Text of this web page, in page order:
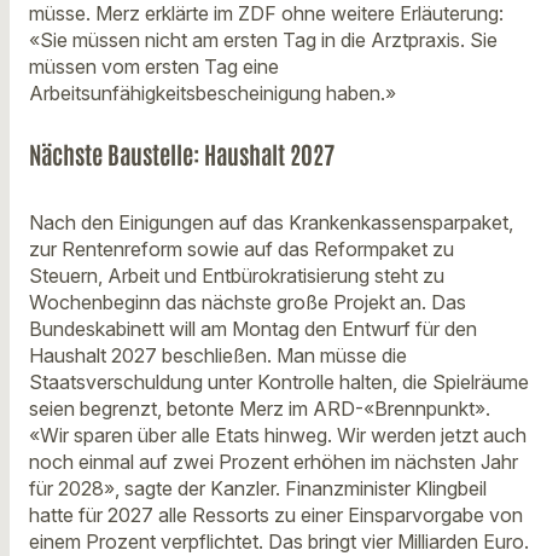
müsse. Merz erklärte im ZDF ohne weitere Erläuterung:
«Sie müssen nicht am ersten Tag in die Arztpraxis. Sie
müssen vom ersten Tag eine
Arbeitsunfähigkeitsbescheinigung haben.»
Nächste Baustelle: Haushalt 2027
Nach den Einigungen auf das Krankenkassensparpaket,
zur Rentenreform sowie auf das Reformpaket zu
Steuern, Arbeit und Entbürokratisierung steht zu
Wochenbeginn das nächste große Projekt an. Das
Bundeskabinett will am Montag den Entwurf für den
Haushalt 2027 beschließen. Man müsse die
Staatsverschuldung unter Kontrolle halten, die Spielräume
seien begrenzt, betonte Merz im ARD-«Brennpunkt».
«Wir sparen über alle Etats hinweg. Wir werden jetzt auch
noch einmal auf zwei Prozent erhöhen im nächsten Jahr
für 2028», sagte der Kanzler. Finanzminister Klingbeil
hatte für 2027 alle Ressorts zu einer Einsparvorgabe von
einem Prozent verpflichtet. Das bringt vier Milliarden Euro.